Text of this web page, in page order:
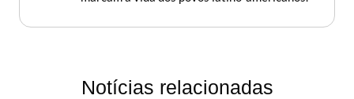
Notícias relacionadas